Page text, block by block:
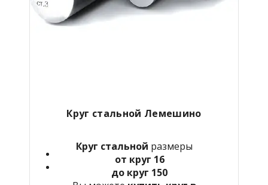
Круг стальной Лемешино
Круг стальной размеры
от круг 16
до круг 150